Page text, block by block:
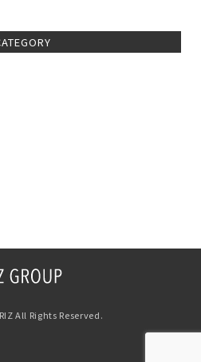
All Rights Reserved.